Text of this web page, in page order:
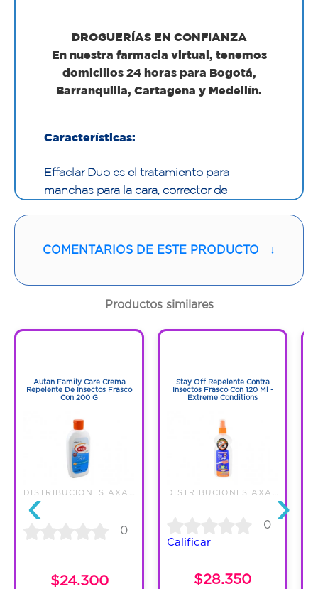
DROGUERÍAS EN CONFIANZA
En nuestra farmacia virtual, tenemos
domicilios 24 horas para Bogotá,
Barranquilla, Cartagena y Medellín.
Características:
Effaclar Duo es el tratamiento para
manchas para la cara, corrector de
resultados desde las 12H *
Fórmula anti-reaparición
Con su excepcional conocimiento de la
fisiología de la piel, los laboratorios La
profesional para dar soluciones
dermatológicas adaptadas a cada perfil de
piel grasa.
COMENTARIOS DE ESTE PRODUCTO ↓
Productos similares
‹
Autan Family Care Crema
Repelente De Insectos Frasco
Con 200 G
0
$24.300
Stay Off Repelente Contra
Insectos Frasco Con 120 Ml -
Extreme Conditions
0
Calificar
$28.350
›